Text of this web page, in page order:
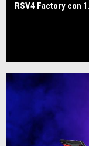
RSV4 Factory con